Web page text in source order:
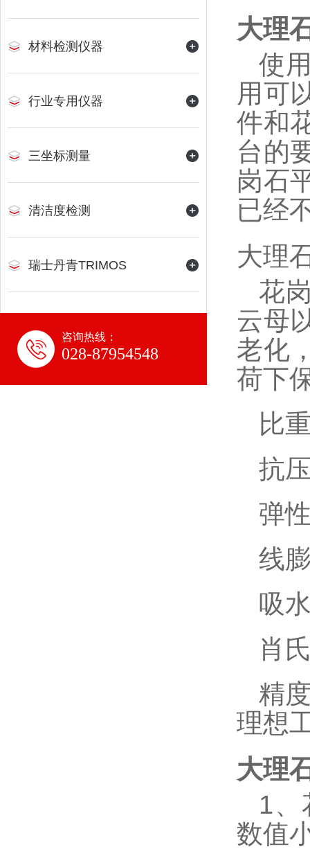
材料检测仪器
行业专用仪器
三坐标测量
清洁度检测
瑞士丹青TRIMOS
咨询热线：
028-87954548
大理
使
用可
件和
台的
岗石
已经
大理
花
云母
老化
荷下
比
抗
弹
线
吸
肖
精
理想
大理
1
数值